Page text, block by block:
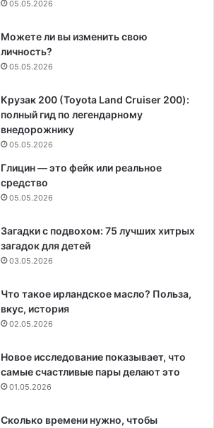
05.05.2026
Можете ли вы изменить свою
личность?
05.05.2026
Крузак 200 (Toyota Land Cruiser 200):
полный гид по легендарному
внедорожнику
05.05.2026
Глицин — это фейк или реальное
средство
05.05.2026
Загадки с подвохом: 75 лучших хитрых
загадок для детей
03.05.2026
Что такое ирландское масло? Польза,
вкус, история
02.05.2026
Новое исследование показывает, что
самые счастливые пары делают это
01.05.2026
Сколько времени нужно, чтобы